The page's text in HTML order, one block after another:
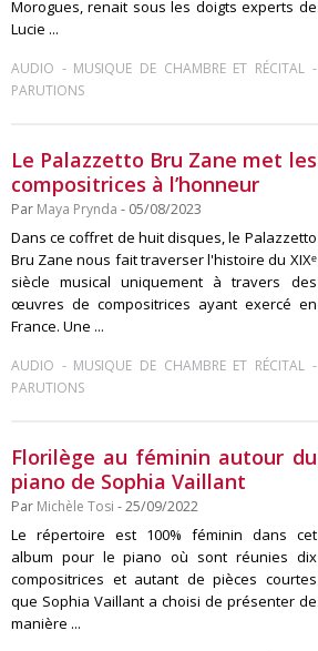
Morogues, renait sous les doigts experts de
Lucie ...
AUDIO - MUSIQUE DE CHAMBRE ET RÉCITAL-
PARUTIONS
Le Palazzetto Bru Zane met les
compositrices à l’honneur
Par Maya Prynda - 05/08/2023
Dans ce coffret de huit disques, le Palazzetto
Bru Zane nous fait traverser l'histoire du XIXᵉ
siècle musical uniquement à travers des
œuvres de compositrices ayant exercé en
France. Une ...
AUDIO - MUSIQUE DE CHAMBRE ET RÉCITAL-
PARUTIONS
Florilège au féminin autour du
piano de Sophia Vaillant
Par Michèle Tosi - 25/09/2022
Le répertoire est 100% féminin dans cet
album pour le piano où sont réunies dix
compositrices et autant de pièces courtes
que Sophia Vaillant a choisi de présenter de
manière ...